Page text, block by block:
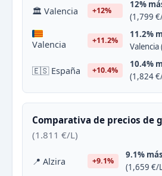
🏛 Valencia +12%
12%
(1,799
Valencia +11.2%
11.2%
🇪🇸 España +10.4%
10.4%
(1,824
Comparativa de precios de
(1.811 €/L)
📍 Alzira +9.1%
9.1%
(1,659 €/